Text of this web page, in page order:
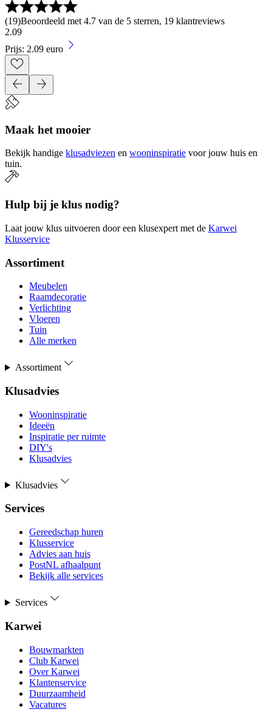
(19)Beoordeeld met 4.7 van de 5 sterren, 19 klantreviews
2.09
Prijs: 2.09 euro
Maak het mooier
Bekijk handige klusadviezen en wooninspiratie voor jouw huis en
tuin.
Hulp bij je klus nodig?
Laat jouw klus uitvoeren door een klusexpert met de Karwei
Klusservice
Assortiment
Meubelen
Raamdecoratie
Verlichting
Vloeren
Tuin
Alle merken
Assortiment
Klusadvies
Wooninspiratie
Ideeën
Inspiratie per ruimte
DIY's
Klusadvies
Klusadvies
Services
Gereedschap huren
Klusservice
Advies aan huis
PostNL afhaalpunt
Bekijk alle services
Services
Karwei
Bouwmarkten
Club Karwei
Over Karwei
Klantenservice
Duurzaamheid
Vacatures